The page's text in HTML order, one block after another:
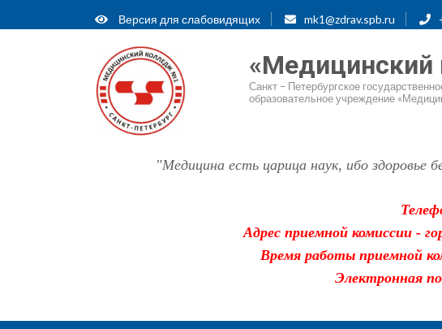
Версия для слабовидящих mk1@zdrav.spb.ru
Санкт – Петербургское
образовательное учреждение
"Медицина есть царица наук, ибо здоровье
Адрес приемной комиссии -
Время работы приемной
Электронная